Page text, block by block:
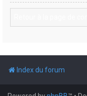
Index du forum